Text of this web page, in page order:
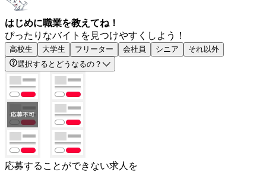
はじめに職業を教えてね！
ぴったりなバイトを見つけやすくしよう！
高校生 大学生 フリーター 会社員 シニア
それ以外
選択するとどうなるの？
応募することができない求人を